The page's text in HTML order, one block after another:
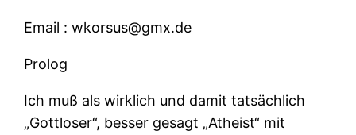
Email : wkorsus@gmx.de
Prolog
Ich muß als wirklich und damit tatsächlich
„Gottloser“, besser gesagt „Atheist“ mit